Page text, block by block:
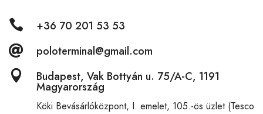
 +36 70 201 53 53
 poloterminal@gmail.com
 Budapest, Vak Bottyán u. 75/A-C, 1191
Magyarország
Köki Bevásárlóközpont, I. emelet, 105.-ös üzlet (Tesco